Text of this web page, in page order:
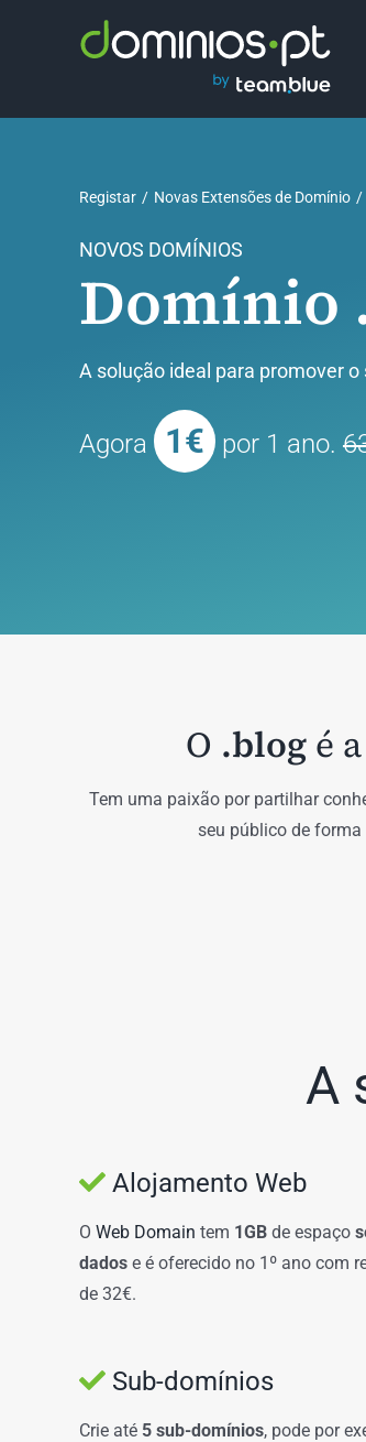
Registar Novas Extensões de Domínio
NOVOS DOMÍNIOS
Domínio
A solução ideal para promover o
Agora 1€ por 1 ano.
O .blog é
Tem uma paixão por partilhar
seu público de forma
A
Alojamento Web
O Web Domain tem 1GBde espaço
dadose é oferecido no 1º ano com
de 32€.
Sub-domínios
Crie até 5 sub-domínios, pode por